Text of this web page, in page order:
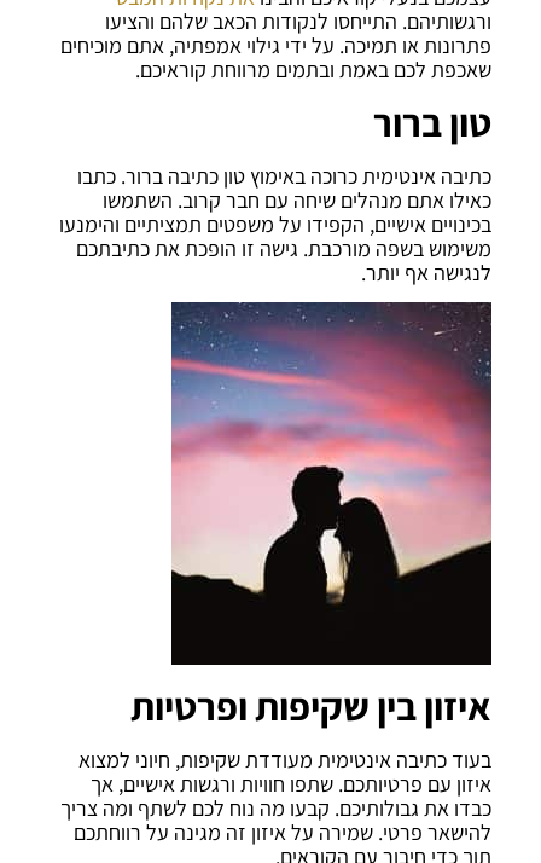
ורגשותיהם. התייחסו לנקודות הכאב שלהם והציעו
פתרונות או תמיכה. על ידי גילוי אמפתיה, אתם מוכיחים
שאכפת לכם באמת ובתמים מרווחת קוראיכם.
טון ברור
כתיבה אינטימית כרוכה באימוץ טון כתיבה ברור. כתבו
כאילו אתם מנהלים שיחה עם חבר קרוב. השתמשו
בכינויים אישיים, הקפידו על משפטים תמציתיים והימנעו
משימוש בשפה מורכבת. גישה זו הופכת את כתיבתכם
לנגישה אף יותר.
איזון בין שקיפות ופרטיות
בעוד כתיבה אינטימית מעודדת שקיפות, חיוני למצוא
איזון עם פרטיותכם. שתפו חוויות ורגשות אישיים, אך
כבדו את גבולותיכם. קבעו מה נוח לכם לשתף ומה צריך
להישאר פרטי. שמירה על איזון זה מגינה על רווחתכם
תוך כדי חיבור עם הקוראים.